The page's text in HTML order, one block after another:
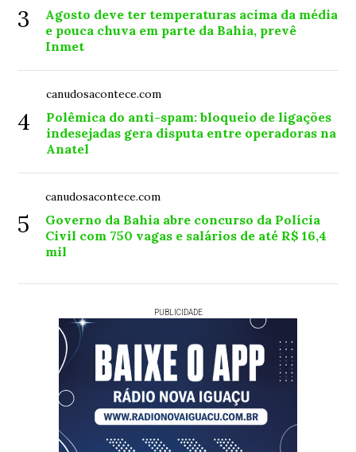
3
Agosto deve ter temperaturas acima da média
e pouca chuva em parte da Bahia, prevê
Inmet
4
canudosacontece.com
Polêmica do anti-spam: bloqueio de ligações
indesejadas gera disputa entre operadoras na
Anatel
5
canudosacontece.com
Governo da Bahia abre concurso da Polícia
Civil com 750 vagas e salários de até R$ 16,4
mil
PUBLICIDADE